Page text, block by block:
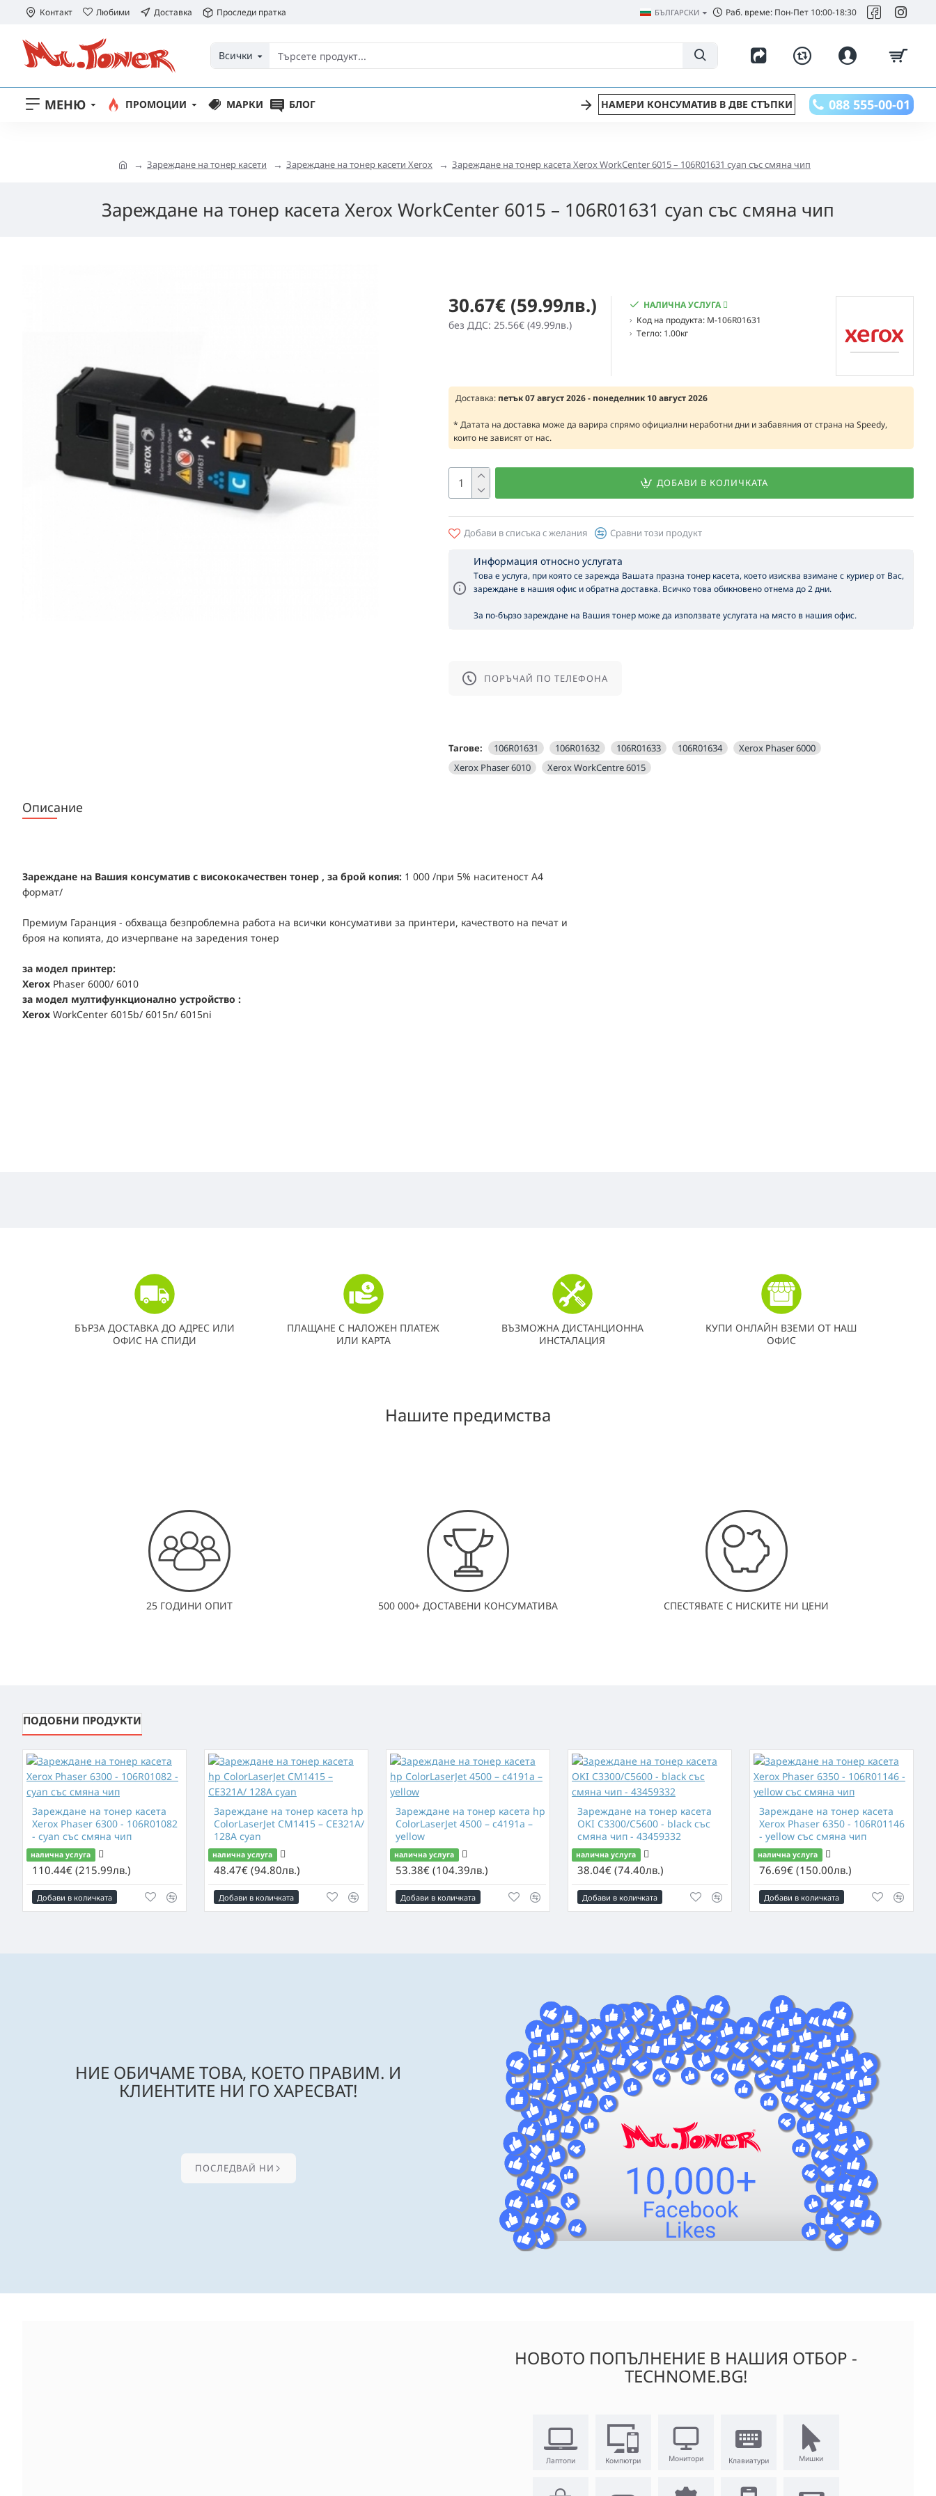
Контакт Любими Доставка Проследи пратка БЪЛГАРСКИ Раб. време: Пон-Пет 10:00-18:30
Всички
МЕНЮ ПРОМОЦИИ МАРКИ БЛОГ НАМЕРИ КОНСУМАТИВ В ДВЕ СТЪПКИ 088 555-00-01
Зареждане на тонер касети Зареждане на тонер касети Xerox Зареждане на тонер касета Xerox WorkCenter 6015 – 106R01631 cyan със смяна чип
Зареждане на тонер касета Xerox WorkCenter 6015 – 106R01631 cyan със смяна чип
30.67€ (59.99лв.)
без ДДС: 25.56€ (49.99лв.)
НАЛИЧНА УСЛУГА
Код на продукта: M-106R01631
Тегло: 1.00кг
Доставка: петък 07 август 2026 - понеделник 10 август 2026
* Датата на доставка може да варира спрямо официални неработни дни и забавяния от страна на Speedy,
които не зависят от нас.
ДОБАВИ В КОЛИЧКАТА
Добави в списъка с желания Сравни този продукт
Информация относно услугата
Това е услуга, при която се зарежда Вашата празна тонер касета, което изисква взимане с куриер от Вас,
зареждане в нашия офис и обратна доставка. Всичко това обикновено отнема до 2 дни.
За по-бързо зареждане на Вашия тонер може да използвате услугата на място в нашия офис.
ПОРЪЧАЙ ПО ТЕЛЕФОНА
Тагове: 106R01631 106R01632 106R01633 106R01634
Xerox Phaser 6000
Xerox Phaser 6010
Xerox WorkCentre 6015
Описание
Зареждане на Вашия консуматив с висококачествен тонер , за брой копия: 1 000 /при 5% наситеност А4
формат/
Премиум Гаранция - обхваща безпроблемна работа на всички консумативи за принтери, качеството на печат и
броя на копията, до изчерпване на заредения тонер
за модел принтер:
Xerox Phaser 6000/ 6010
за модел мултифункционално устройство :
Xerox WorkCenter 6015b/ 6015n/ 6015ni
БЪРЗА ДОСТАВКА ДО АДРЕС ИЛИ
ОФИС НА СПИДИ
ПЛАЩАНЕ С НАЛОЖЕН ПЛАТЕЖ
ИЛИ КАРТА
ВЪЗМОЖНА ДИСТАНЦИОННА
ИНСТАЛАЦИЯ
КУПИ ОНЛАЙН ВЗЕМИ ОТ НАШ
ОФИС
Нашите предимства
25 ГОДИНИ ОПИТ 500 000+ ДОСТАВЕНИ КОНСУМАТИВА СПЕСТЯВАТЕ С НИСКИТЕ НИ ЦЕНИ
ПОДОБНИ ПРОДУКТИ
Зареждане на тонер касета
Xerox Phaser 6300 - 106R01082
- cyan със смяна чип
налична услуга
110.44€ (215.99лв.)
Добави в количката
Зареждане нa тонер касета hp
ColorLaserJet CM1415 – CE321A/
128A cyan
налична услуга
48.47€ (94.80лв.)
Добави в количката
Зареждане нa тонер касета hp
ColorLaserJet 4500 – c4191a –
yellow
налична услуга
53.38€ (104.39лв.)
Добави в количката
Зареждане на тонер касета
OKI C3300/C5600 - black със
смяна чип - 43459332
налична услуга
38.04€ (74.40лв.)
Добави в количката
Зареждане на тонер касета
Xerox Phaser 6350 - 106R01146
- yellow със смяна чип
налична услуга
76.69€ (150.00лв.)
Добави в количката
НИЕ ОБИЧАМЕ ТОВА, КОЕТО ПРАВИМ. И
КЛИЕНТИТЕ НИ ГО ХАРЕСВАТ!
ПОСЛЕДВАЙ НИ
НОВОТО ПОПЪЛНЕНИЕ В НАШИЯ ОТБОР -
TECHNOME.BG!
Лаптопи Компютри Монитори Клавиатури Мишки